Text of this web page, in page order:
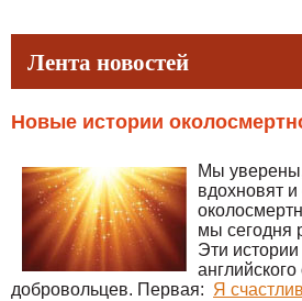
Лента новостей
Новые истории
Мы
вдохновят
мы сегодня
Эти
добровольцев. Первая: Я